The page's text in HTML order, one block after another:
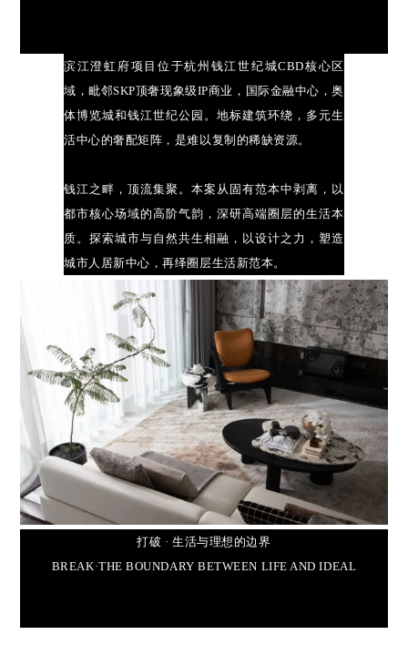
滨江澄虹府项目位于杭州钱江世纪城CBD核心区
域，毗邻SKP顶奢现象级IP商业，国际金融中心，奥
体博览城和钱江世纪公园。地标建筑环绕，多元生
活中心的奢配矩阵，是难以复制的稀缺资源。
钱江之畔，顶流集聚。本案从固有范本中剥离，以
都市核心场域的高阶气韵，深研高端圈层的生活本
质。探索城市与自然共生相融，以设计之力，塑造
城市人居新中心，再绎圈层生活新范本。
打破 · 生活与理想的边界
BREAK·THE BOUNDARY BETWEEN LIFE AND IDEAL